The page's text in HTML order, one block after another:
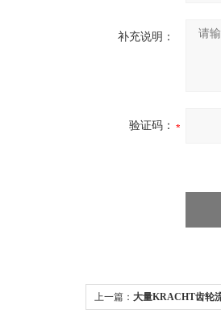
补充说明：
验证码：
上一篇： 大量KRACHT齿轮